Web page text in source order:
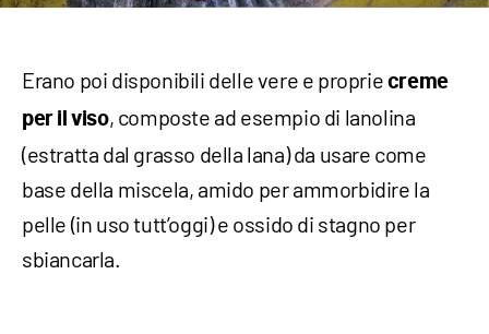
Erano poi disponibili delle vere e proprie creme
per il viso, composte ad esempio di lanolina
(estratta dal grasso della lana) da usare come
base della miscela, amido per ammorbidire la
pelle (in uso tutt’oggi) e ossido di stagno per
sbiancarla.